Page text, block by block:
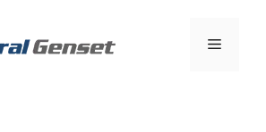
Menu